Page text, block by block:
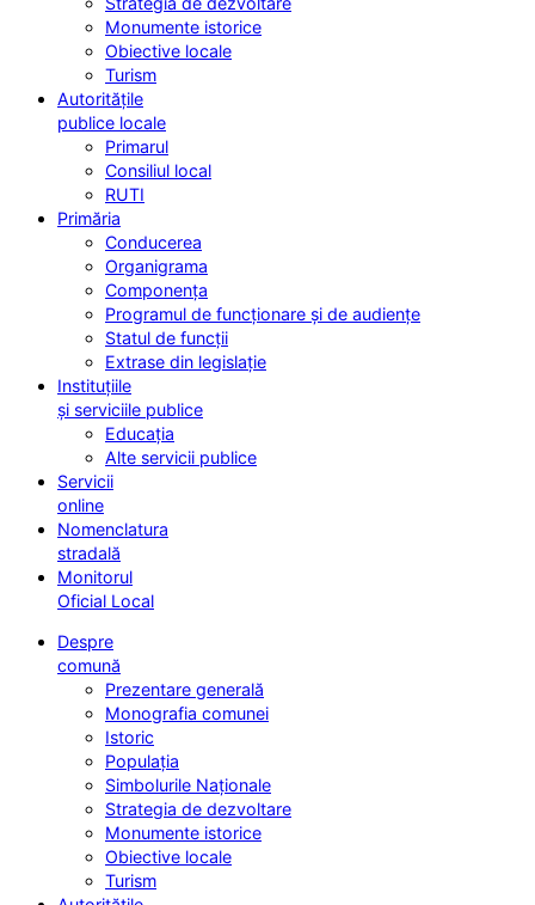
Monumente istorice
Obiective locale
Turism
Autoritățile
publice locale
Primarul
Consiliul local
RUTI
Primăria
Conducerea
Organigrama
Componența
Programul de funcționare și de audiențe
Statul de funcții
Extrase din legislație
Instituțiile
și serviciile publice
Educația
Alte servicii publice
Servicii
online
Nomenclatura
stradală
Monitorul
Oficial Local
Despre
comună
Prezentare generală
Monografia comunei
Istoric
Populația
Simbolurile Naționale
Strategia de dezvoltare
Monumente istorice
Obiective locale
Turism